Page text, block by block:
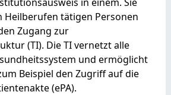
Heilberufen tätigen Personen
Zugang zur
(TI). Die TI vernetzt alle
und ermöglicht
Beispiel den Zugriff auf die
(ePA).